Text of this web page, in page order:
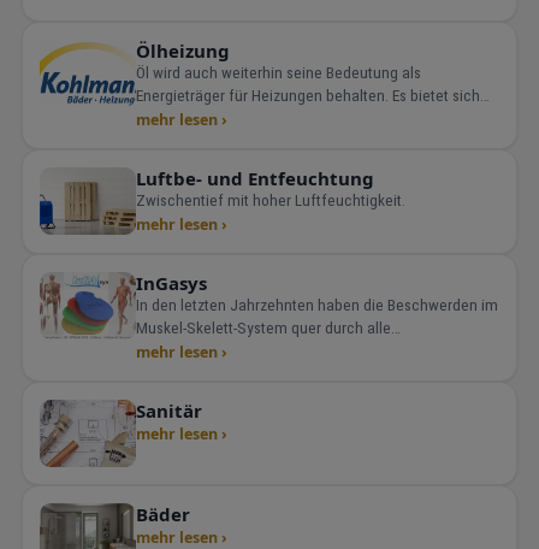
Ölheizung
Öl wird auch weiterhin seine Bedeutung als
Energieträger für Heizungen behalten. Es bietet sich
immer dann an, wenn keine Erdgasversorgung
mehr lesen ›
Luftbe- und Entfeuchtung
Zwischentief mit hoher Luftfeuchtigkeit.
mehr lesen ›
InGasys
In den letzten Jahrzehnten haben die Beschwerden im
Muskel-Skelett-System quer durch alle
Bevölkerungsschichten extrem zugenommen. Wir
mehr lesen ›
Sanitär
mehr lesen ›
Bäder
mehr lesen ›